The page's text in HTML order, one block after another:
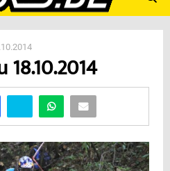
18.10.2014